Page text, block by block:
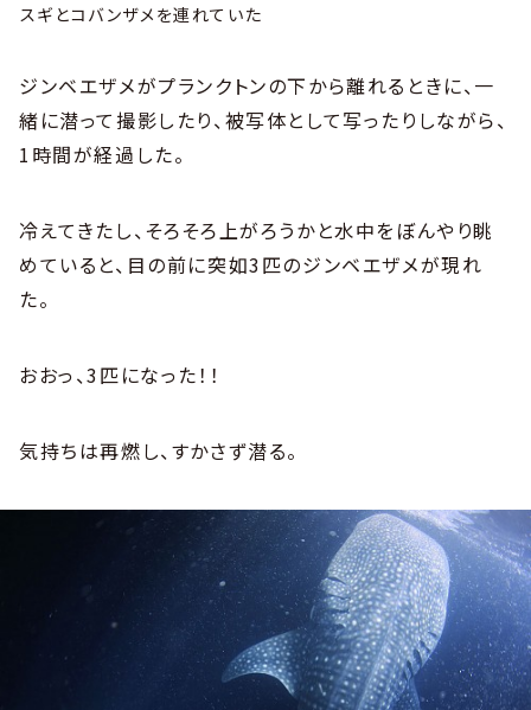
スギとコバンザメを連れていた
ジンベエザメがプランクトンの下から離れるときに、一
緒に潜って撮影したり、被写体として写ったりしながら、
1時間が経過した。
冷えてきたし、そろそろ上がろうかと水中をぼんやり眺
めていると、目の前に突如3匹のジンベエザメが現れ
た。
おおっ、3匹になった！！
気持ちは再燃し、すかさず潜る。